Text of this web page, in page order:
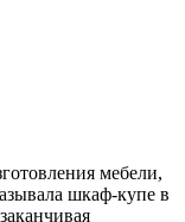
мебели,
шкаф-купе в